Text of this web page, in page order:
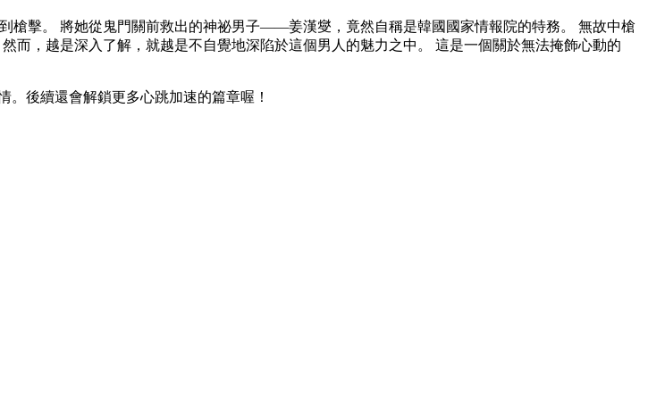
槍擊。 將她從鬼門關前救出的神祕男子——姜漢燮，竟然自稱是韓國國家情報院的特務。 無故中槍
而，越是深入了解，就越是不自覺地深陷於這個男人的魅力之中。 這是一個關於無法掩飾心動的
後續還會解鎖更多心跳加速的篇章喔！